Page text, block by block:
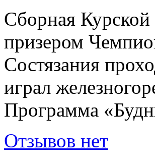
Сборная
призером
Состязания
играл
Программа
Отзывов нет